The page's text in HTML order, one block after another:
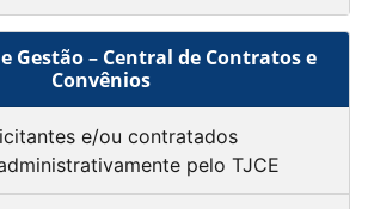
Gestão – Central de Contratos e
Convênios
e/ou contratados
pelo TJCE